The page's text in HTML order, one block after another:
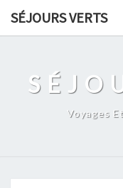
SÉJOURS VERTS
Voyages